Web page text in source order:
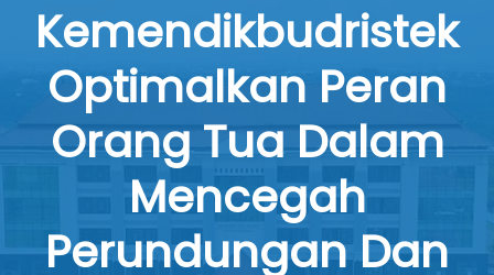
Kemendikbudristek
Optimalkan Peran
Orang Tua Dalam
Mencegah
Perundungan Dan